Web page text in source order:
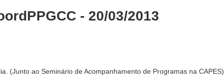
- 20/03/2013
(Junto ao Seminário de Acompanhamento de Programas na CAPES)